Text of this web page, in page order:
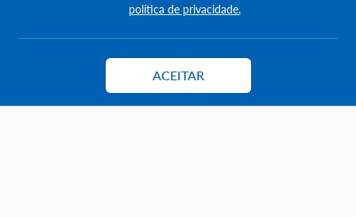
Pesquisa Certificados SCE
política de privacidade.
ACEITAR